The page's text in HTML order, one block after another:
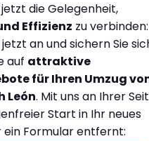
jetzt die Gelegenheit,
Effizienz zu verbinden:
jetzt an und sichern Sie
auf attraktive
für Ihren Umzug
León. Mit uns an Ihrer
Start in Ihr neues
ein Formular entfernt: